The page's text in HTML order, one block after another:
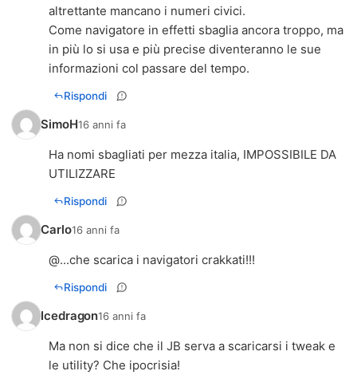
altrettante mancano i numeri civici.
Come navigatore in effetti sbaglia ancora troppo, ma
in più lo si usa e più precise diventeranno le sue
informazioni col passare del tempo.
Rispondi
SimoH16 anni fa
Ha nomi sbagliati per mezza italia, IMPOSSIBILE DA
UTILIZZARE
Rispondi
Carlo16 anni fa
@...che scarica i navigatori crakkati!!!
Rispondi
Icedragon16 anni fa
Ma non si dice che il JB serva a scaricarsi i tweak e
le utility? Che ipocrisia!